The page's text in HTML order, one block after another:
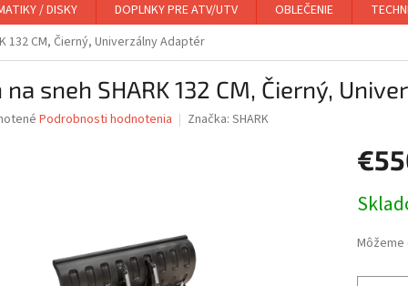
/ DISKY DOPLNKY PRE ATV/UTV OBLEČENIE
132 CM, Čierný, Univerzálny Adaptér
na sneh SHARK 132 CM, Čierný,
Podrobnosti hodnotenia Značka: SHARK
cena: